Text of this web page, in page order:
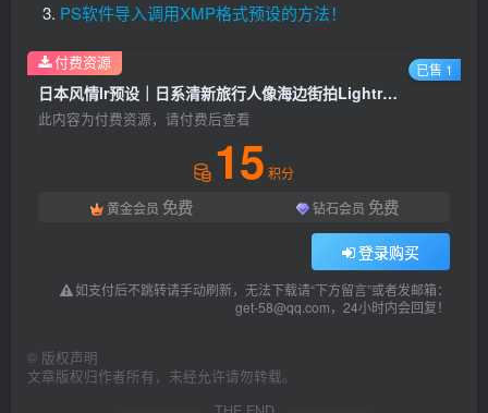
PS软件导入调用XMP格式预设的方法！
日本风情lr预设｜日系清新旅行人像海边街拍Lightroom下载lr调色风格
此内容为付费资源，请付费后查看
15 积分
黄金会员 免费 钻石会员 免费
登录购买
如支付后不跳转请手动刷新，无法下载请“下方留言”或者发邮箱：
get-58@qq.com，24小时内会回复！
付费资源 已售 1
© 版权声明
文章版权归作者所有，未经允许请勿转载。